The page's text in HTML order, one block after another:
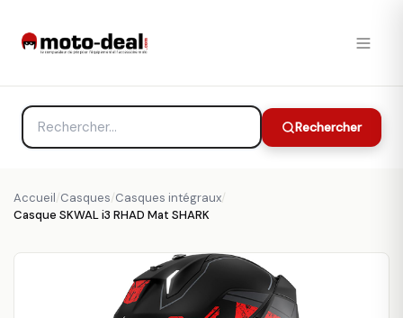
Rechercher
Accueil/Casques/Casques intégraux/
Casque SKWAL i3 RHAD Mat SHARK